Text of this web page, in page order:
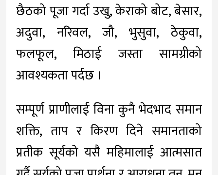
छैठको पूजा गर्दा उखु, केराको बोट, बेसार,
अदुवा, नरिवल, जौ, भुसुवा, ठेकुवा,
फलफूल, मिठाई जस्ता सामग्रीको
आवश्यकता पर्दछ ।
सम्पूर्ण प्राणीलाई विना कुनै भेदभाद समान
शक्ति, ताप र किरण दिने समानताको
प्रतीक सूर्यको यसै महिमालाई आत्मसात